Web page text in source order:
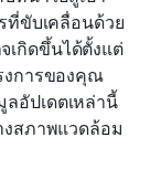
ที่ขับเคลื่อนด้วย
กิดขึ้นได้ตั้งแต่
งการของคุณ
อัปเดตเหล่านี้
งสภาพแวดล้อม